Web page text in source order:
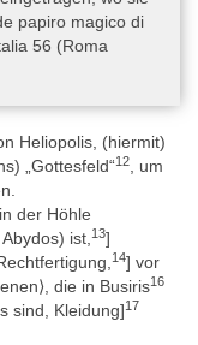
durch Roccati
der Papyrus bislang
Papyrus de Turin
23–25 (nur Fragment
Il grande papiro
Orientalia 56 (Roma
papiro magico di
56 (Roma
Heliopolis, (hiermit)
„Gottesfeld“12
, um
der Höhle
ist, 13]
14] vor
die in Busiris16
sind, Kleidung]17